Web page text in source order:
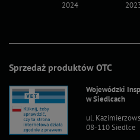
Sprzedaż produktów OTC
Wojewódzki
w Siedlcach
ul.
08-110 Siedlce
2024